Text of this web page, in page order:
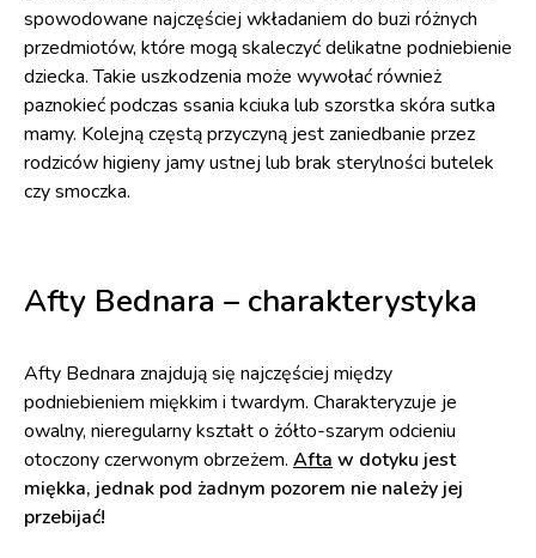
spowodowane najczęściej wkładaniem do buzi różnych
przedmiotów, które mogą skaleczyć delikatne podniebienie
dziecka. Takie uszkodzenia może wywołać również
paznokieć podczas ssania kciuka lub szorstka skóra sutka
mamy. Kolejną częstą przyczyną jest zaniedbanie przez
rodziców higieny jamy ustnej lub brak sterylności butelek
czy smoczka.
Afty Bednara – charakterystyka
Afty Bednara znajdują się najczęściej między
podniebieniem miękkim i twardym. Charakteryzuje je
owalny, nieregularny kształt o żółto-szarym odcieniu
otoczony czerwonym obrzeżem. Afta w dotyku jest
miękka, jednak pod żadnym pozorem nie należy jej
przebijać!